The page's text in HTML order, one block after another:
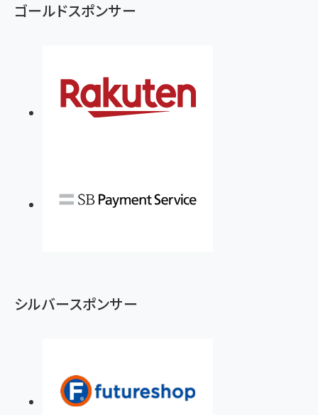
ゴールドスポンサー
シルバースポンサー